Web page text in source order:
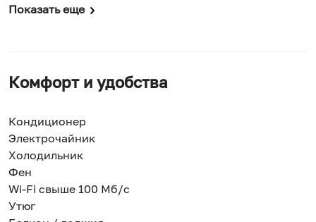
Показать еще
Комфорт и удобства
Кондиционер
Электрочайник
Холодильник
Фен
Wi-Fi свыше 100 Мб/с
Утюг